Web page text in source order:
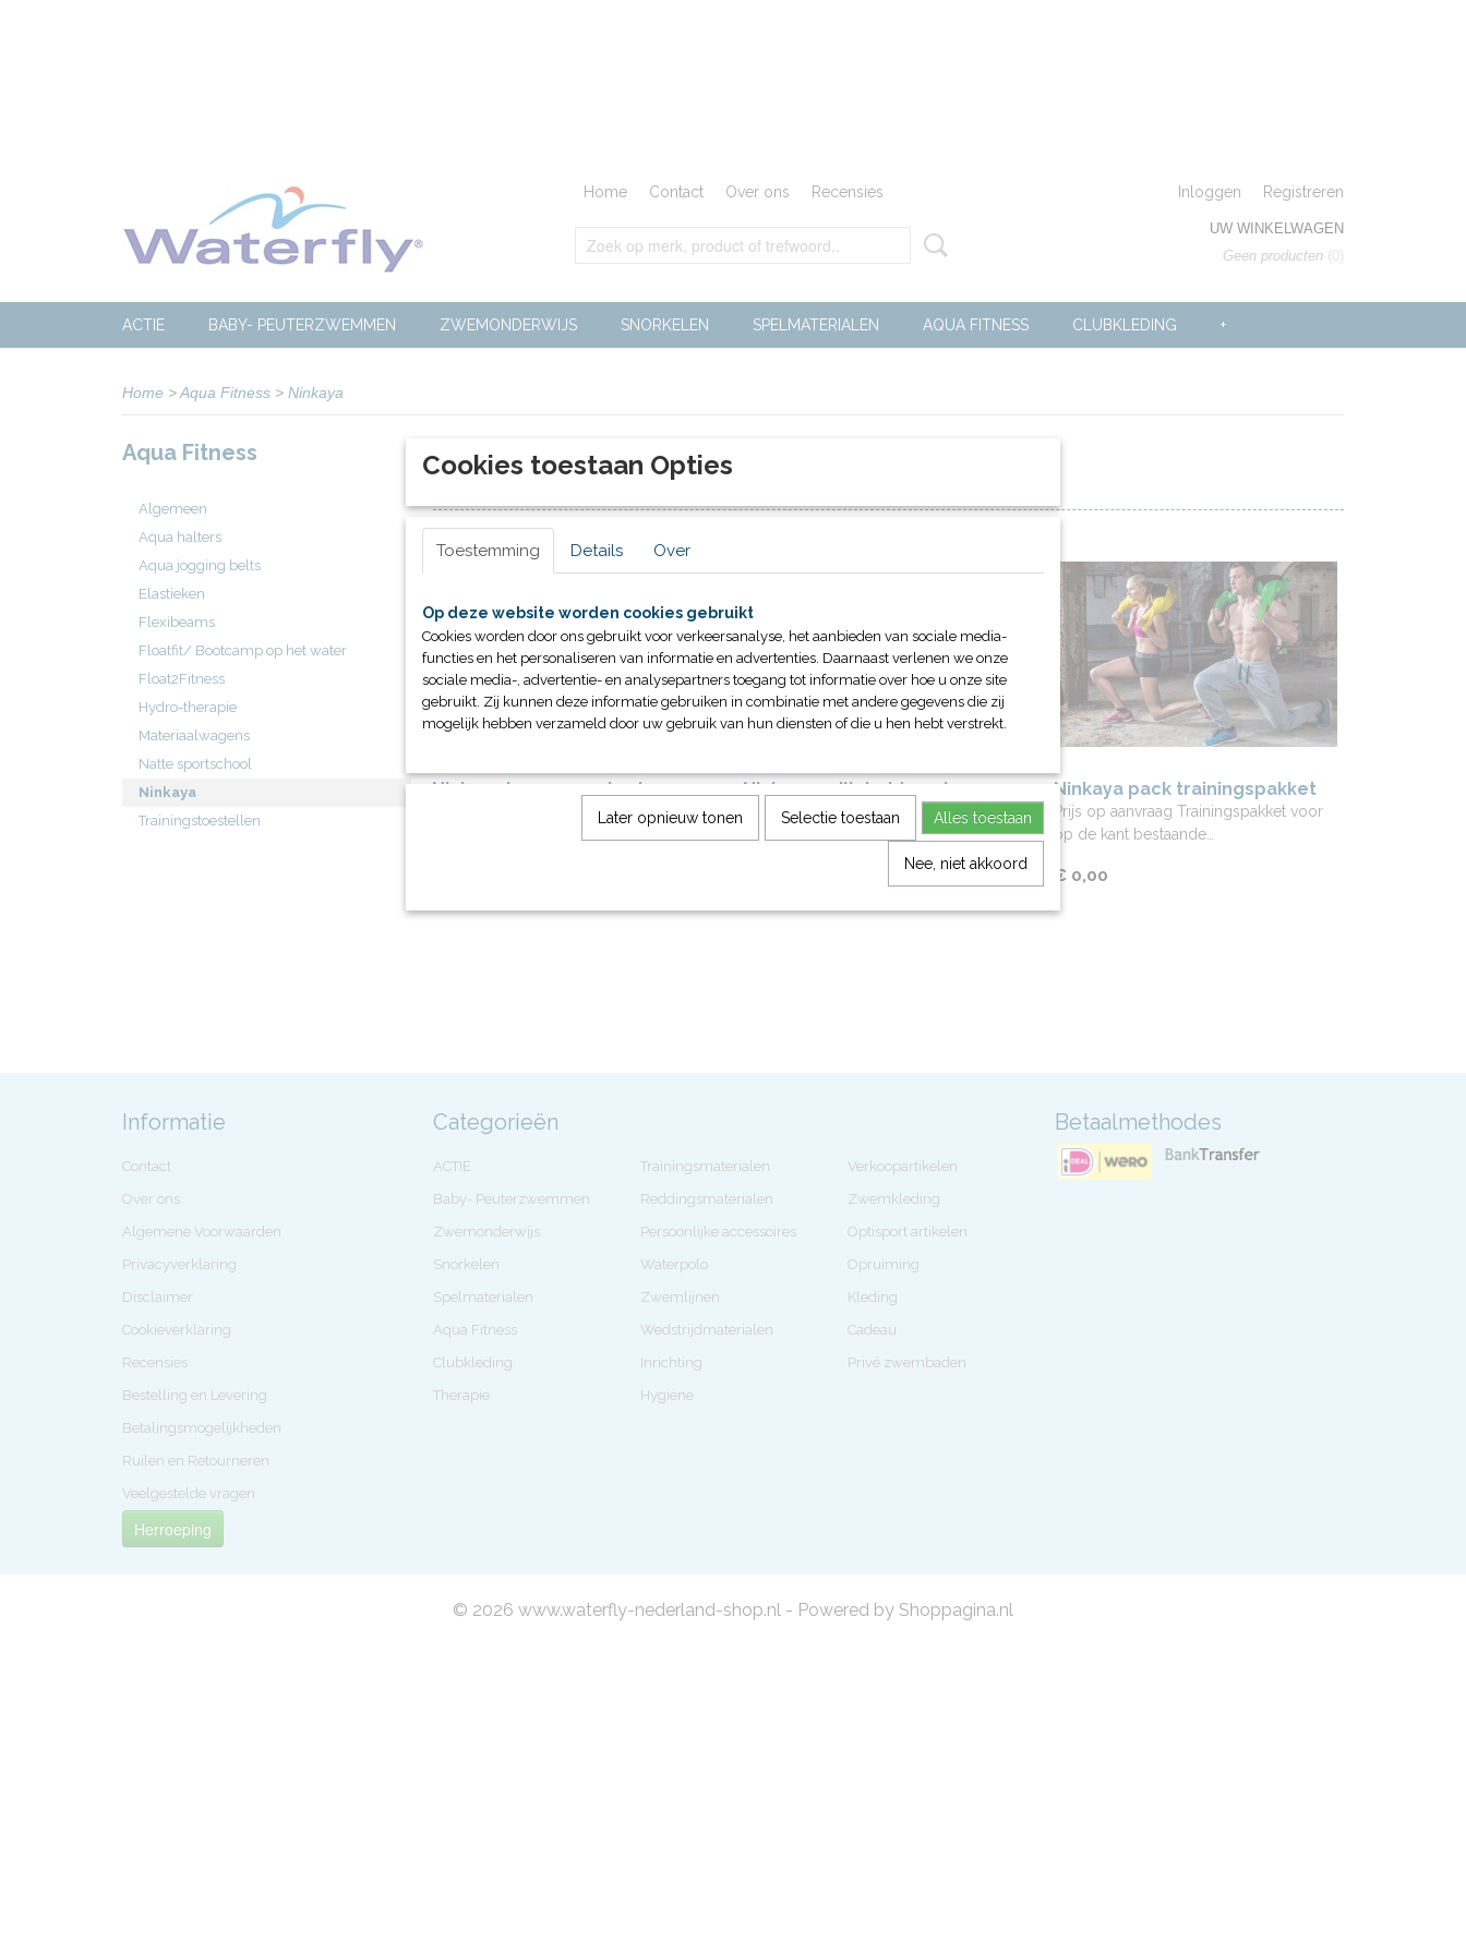
Home Contact Over ons Recensies Inloggen Registreren
UW WINKELWAGEN
Geen producten (0)
ACTIE BABY- PEUTERZWEMMEN ZWEMONDERWIJS SNORKELEN SPELMATERIALEN AQUA FITNESS CLUBKLEDING +
Home >Aqua Fitness > Ninkaya
Aqua Fitness
Algemeen
Aqua halters
Aqua jogging belts
Elastieken
Flexibeams
Floatfit/ Bootcamp op het water
Float2Fitness
Hydro-therapie
Materiaalwagens
Natte sportschool
Ninkaya
Trainingstoestellen
Sorteer op:
Ninkaya baan compleet
Geinspireerd door Crossfit in de
Ninkaya veiligheidsmat
Prijs op aanvraag Zeer goede grip
Breedte 120cm Lengte 10m…
Ninkaya pack trainingspakket
Prijs op aanvraag Trainingspakket voor
op de kant bestaande…
€ 0,00
Informatie
Contact
Over ons
Algemene Voorwaarden
Privacyverklaring
Disclaimer
Cookieverklaring
Recensies
Bestelling en Levering
Betalingsmogelijkheden
Ruilen en Retourneren
Veelgestelde vragen
Herroeping
Categorieën
ACTIE
Baby- Peuterzwemmen
Zwemonderwijs
Snorkelen
Spelmaterialen
Aqua Fitness
Clubkleding
Therapie
Trainingsmaterialen
Reddingsmaterialen
Persoonlijke accessoires
Waterpolo
Zwemlijnen
Wedstrijdmaterialen
Inrichting
Hygiëne
Verkoopartikelen
Zwemkleding
Optisport artikelen
Opruiming
Kleding
Cadeau
Privé zwembaden
Betaalmethodes
© 2026 www.waterfly-nederland-shop.nl - Powered by Shoppagina.nl
Cookies toestaan Opties
Toestemming Details Over
Op deze website worden cookies gebruikt
Cookies worden door ons gebruikt voor verkeersanalyse, het aanbieden van sociale media-
functies en het personaliseren van informatie en advertenties. Daarnaast verlenen we onze
sociale media-, advertentie- en analysepartners toegang tot informatie over hoe u onze site
gebruikt. Zij kunnen deze informatie gebruiken in combinatie met andere gegevens die zij
mogelijk hebben verzameld door uw gebruik van hun diensten of die u hen hebt verstrekt.
Later opnieuw tonen Selectie toestaan Alles toestaan
Nee, niet akkoord